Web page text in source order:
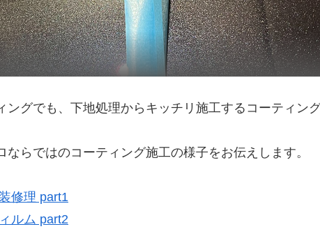
ングでも、下地処理からキッチリ施工するコーティン
らではのコーティング施工の様子をお伝えします。
修理 part1
ルム part2